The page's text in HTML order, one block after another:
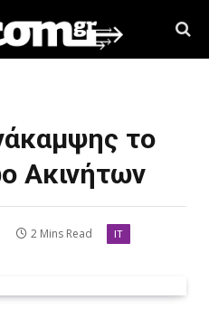
το
Ακινήτων
2 Mins Read IT